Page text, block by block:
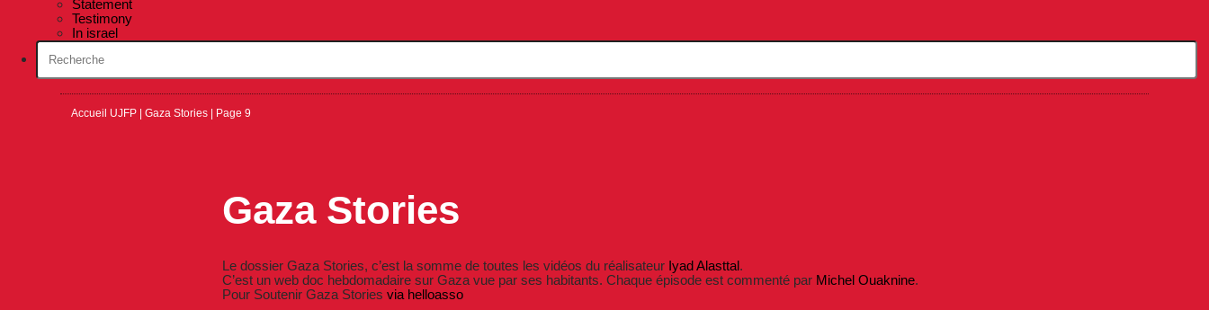
Statement
Testimony
In israel
Accueil UJFP |Gaza Stories Page 9
Gaza Stories
Le dossier Gaza Stories, c’est la somme de toutes les vidéos du réalisateur Iyad Alasttal.
C’est un web doc hebdomadaire sur Gaza vue par ses habitants. Chaque épisode est commenté par Michel Ouaknine.
Pour Soutenir Gaza Storiesvia helloasso